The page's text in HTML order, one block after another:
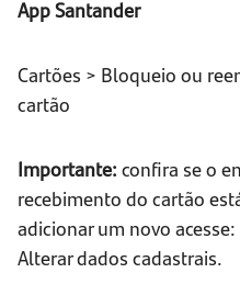
App Santander
Cartões > Bloqueio ou
cartão
Importante: confira se o
recebimento do cartão
adicionar um novo
Alterar dados cadastrais.